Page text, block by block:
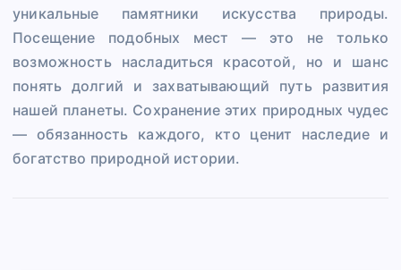
уникальные памятники искусства природы.
Посещение подобных мест — это не только
возможность насладиться красотой, но и шанс
понять долгий и захватывающий путь развития
нашей планеты. Сохранение этих природных чудес
— обязанность каждого, кто ценит наследие и
богатство природной истории.